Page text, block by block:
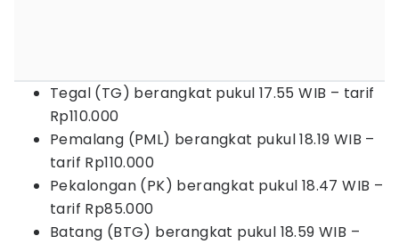
Tegal (TG) berangkat pukul 17.55 WIB – tarif
Rp110.000
Pemalang (PML) berangkat pukul 18.19 WIB –
tarif Rp110.000
Pekalongan (PK) berangkat pukul 18.47 WIB –
tarif Rp85.000
Batang (BTG) berangkat pukul 18.59 WIB –